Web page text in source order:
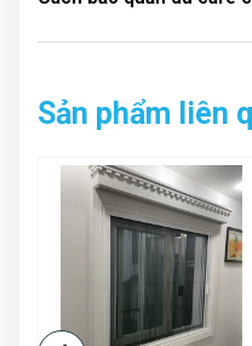
Vách ngăn phòng
Sản phẩm liên